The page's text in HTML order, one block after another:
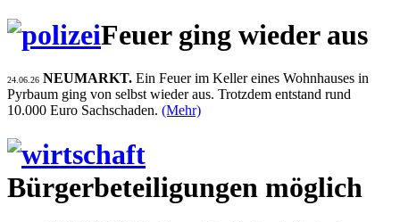
Feuer ging wieder aus
24.06.26 NEUMARKT. Ein Feuer im Keller eines Wohnhauses in
Pyrbaum ging von selbst wieder aus. Trotzdem entstand rund
10.000 Euro Sachschaden. (Mehr)
Bürgerbeteiligungen möglich